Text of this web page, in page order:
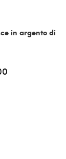
in argento di